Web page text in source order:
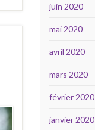
juin 2020
mai 2020
avril 2020
mars 2020
février 2020
janvier 2020